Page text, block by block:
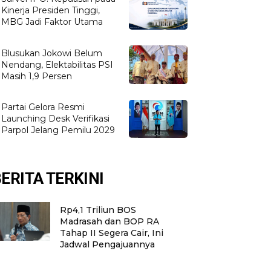
Kinerja Presiden Tinggi,
MBG Jadi Faktor Utama
Blusukan Jokowi Belum
Nendang, Elektabilitas PSI
Masih 1,9 Persen
Partai Gelora Resmi
Launching Desk Verifikasi
Parpol Jelang Pemilu 2029
TERKINI
Rp4,1 Triliun BOS
Madrasah dan BOP RA
Tahap II Segera Cair, Ini
Jadwal Pengajuannya